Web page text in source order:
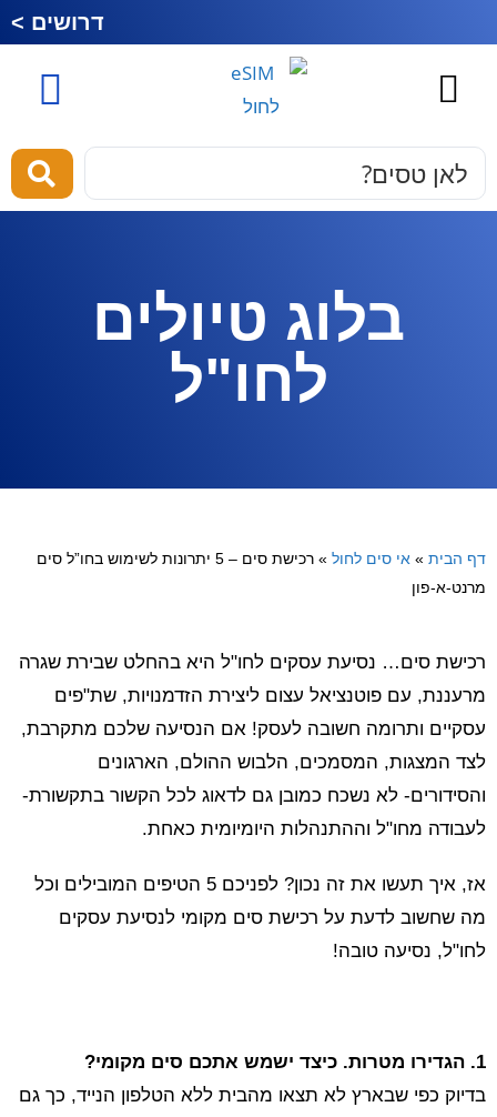
דרושים >
בלוג טיולים
לחו"ל
דף הבית » אי סים לחול »
רכישת סים – 5 יתרונות לשימוש בחו”ל סים
מרנט-א-פון
רכישת סים… נסיעת עסקים לחו"ל היא בהחלט שבירת שגרה
מרעננת, עם פוטנציאל עצום ליצירת הזדמנויות, שת"פים
עסקיים ותרומה חשובה לעסק! אם הנסיעה שלכם מתקרבת,
לצד המצגות, המסמכים, הלבוש ההולם, הארגונים
והסידורים- לא נשכח כמובן גם לדאוג לכל הקשור בתקשורת-
לעבודה מחו"ל וההתנהלות היומיומית כאחת.
אז, איך תעשו את זה נכון? לפניכם 5 הטיפים המובילים וכל
מה שחשוב לדעת על רכישת סים מקומי לנסיעת עסקים
לחו"ל, נסיעה טובה!
1. הגדירו מטרות. כיצד ישמש אתכם סים מקומי?
בדיוק כפי שבארץ לא תצאו מהבית ללא הטלפון הנייד, כך גם